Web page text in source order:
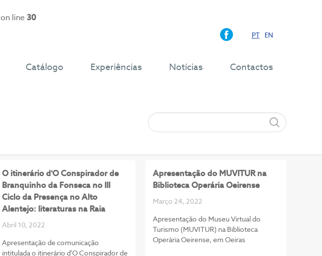
on line30
Catálogo Experiências Notícias Contactos
PT EN
O itinerário d'O Conspirador de
Branquinho da Fonseca no III
Ciclo da Presença no Alto
Alentejo: literaturas na Raia
Abril 10, 2022
Apresentação de comunicação
intitulada o itinerário d'O Conspirador de
Apresentação do MUVITUR na
Biblioteca Operária Oeirense
Março 24, 2022
Apresentação do Museu Virtual do
Turismo (MUVITUR) na Biblioteca
Operária Oeirense, em Oeiras